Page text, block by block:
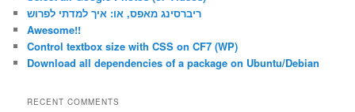
h
ריברסינג מאפס, או: איך למדתי לפרוש
Awesome!!
Control textbox size with CSS on CF7 (WP)
Download all dependencies of a package on Ubuntu/Debian
RECENT COMMENTS